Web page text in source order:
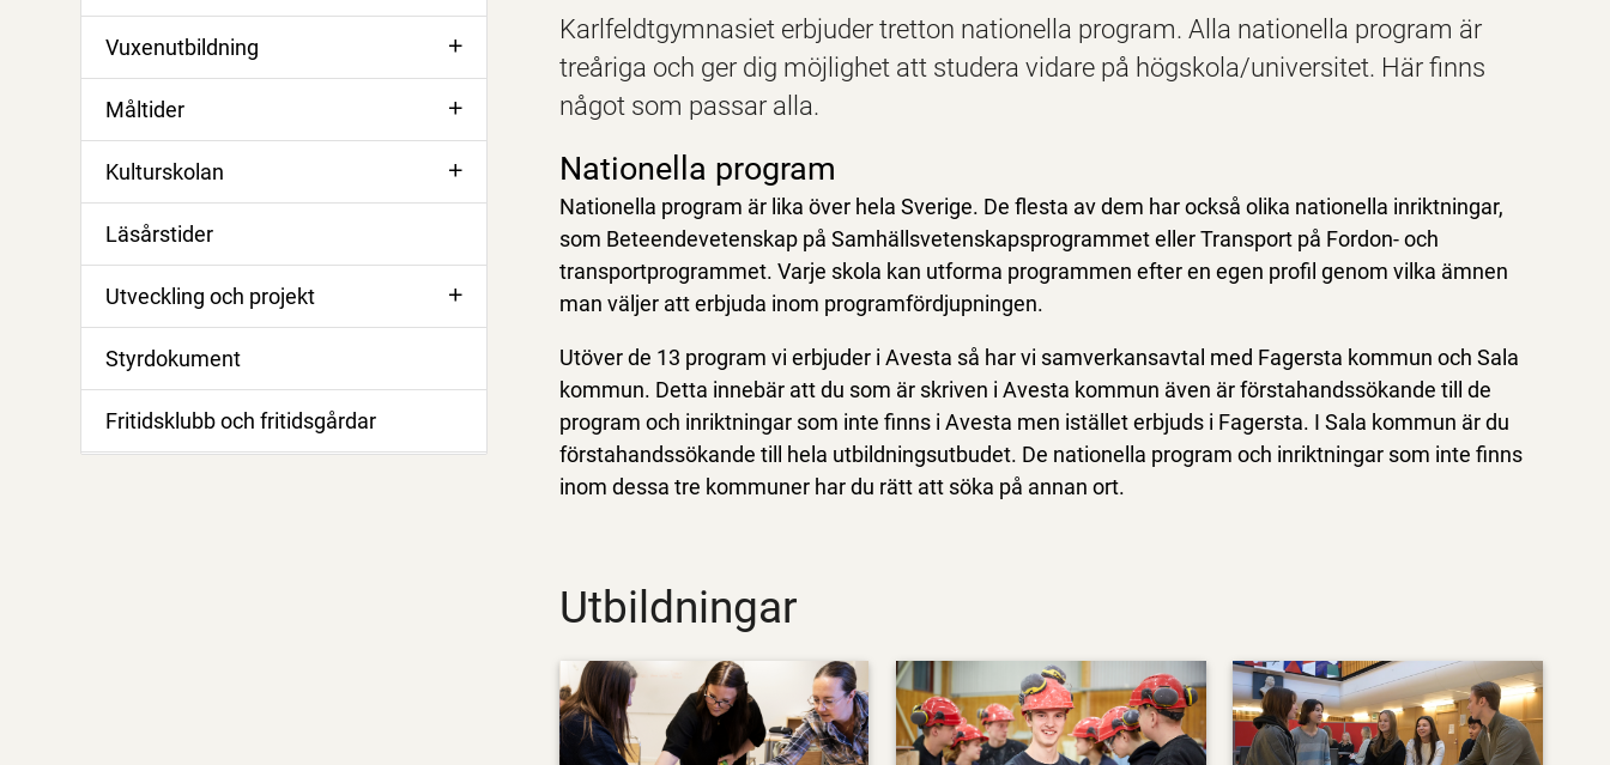
Vuxenutbildning
Måltider
Kulturskolan
Läsårstider
Utveckling och projekt
Styrdokument
Fritidsklubb och fritidsgårdar
Karlfeldtgymnasiet erbjuder tretton nationella program. Alla nationella program är
treåriga och ger dig möjlighet att studera vidare på högskola/universitet. Här finns
något som passar alla.
Nationella program
Nationella program är lika över hela Sverige. De flesta av dem har också olika nationella inriktningar,
som Beteendevetenskap på Samhällsvetenskapsprogrammet eller Transport på Fordon- och
transportprogrammet. Varje skola kan utforma programmen efter en egen profil genom vilka ämnen
man väljer att erbjuda inom programfördjupningen.
Utöver de 13 program vi erbjuder i Avesta så har vi samverkansavtal med Fagersta kommun och Sala
kommun. Detta innebär att du som är skriven i Avesta kommun även är förstahandssökande till de
program och inriktningar som inte finns i Avesta men istället erbjuds i Fagersta. I Sala kommun är du
förstahandssökande till hela utbildningsutbudet. De nationella program och inriktningar som inte finns
inom dessa tre kommuner har du rätt att söka på annan ort.
Utbildningar